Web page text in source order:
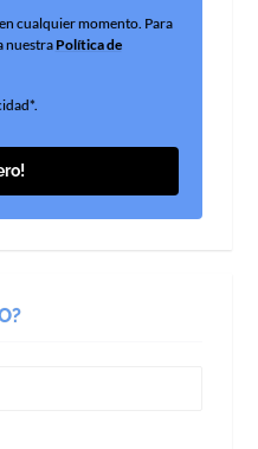
cualquier momento. Para
nuestraPolítica de